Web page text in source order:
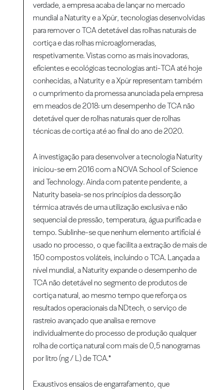
verdade, a empresa acaba de lançar no mercado
mundial a Naturity e a Xpür, tecnologias desenvolvidas
para remover o TCA detetável das rolhas naturais de
cortiça e das rolhas microaglomeradas,
respetivamente. Vistas como as mais inovadoras,
eficientes e ecológicas tecnologias anti-TCA até hoje
conhecidas, a Naturity e a Xpür representam também
o cumprimento da promessa anunciada pela empresa
em meados de 2018: um desempenho de TCA não
detetável quer de rolhas naturais quer de rolhas
técnicas de cortiça até ao final do ano de 2020.
A investigação para desenvolver a tecnologia Naturity
iniciou-se em 2016 com a NOVA School of Science
and Technology. Ainda com patente pendente, a
Naturity baseia-se nos princípios da dessorção
térmica através de uma utilização exclusiva e não
sequencial de pressão, temperatura, água purificada e
tempo. Sublinhe-se que nenhum elemento artificial é
usado no processo, o que facilita a extração de mais de
150 compostos voláteis, incluindo o TCA. Lançada a
nível mundial, a Naturity expande o desempenho de
TCA não detetável no segmento de produtos de
cortiça natural, ao mesmo tempo que reforça os
resultados operacionais da NDtech, o serviço de
rastreio avançado que analisa e remove
individualmente do processo de produção qualquer
rolha de cortiça natural com mais de 0,5 nanogramas
por litro (ng / L) de TCA.*
Exaustivos ensaios de engarrafamento, que